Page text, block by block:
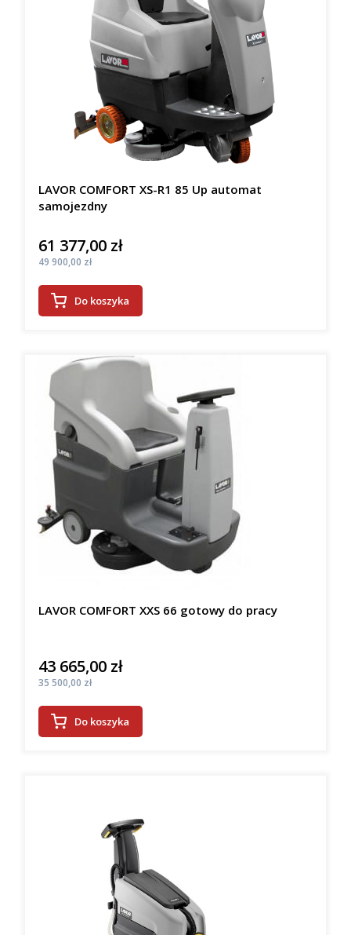
LAVOR COMFORT XS-R1 85 Up automat
samojezdny
Cena
61 377,00 zł
Cena
49 900,00 zł
Do koszyka
LAVOR COMFORT XXS 66 gotowy do pracy
Cena
43 665,00 zł
Cena
35 500,00 zł
Do koszyka